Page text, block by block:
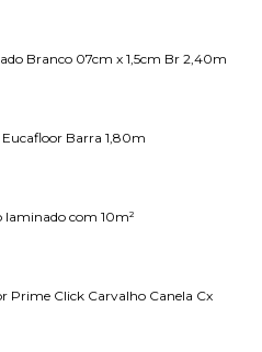
Branco 07cm x 1,5cm Br 2,40m
Barra 1,80m
laminado com 10m²
Prime Click Carvalho Canela Cx